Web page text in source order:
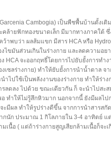
Cambogia) เป็นพืชพื้นบ้านดั้งเ
ล้ายฟักทองขนาดเล็ก มีมากทางภาคใต้ ซึ่
าพบว่า ผลส้มแขก มีสาร HCA หรือ
ไขมันส่วนเกินในร่างกาย และลดความอ
จะออกฤทธิ์โดยการไปยับยั้งการทำง
เซลร่างกาย) ทำให้ยับยั้งการนำน้ำตาล
ไปใช้เป็นพลังงานของร่างกาย ทำให้ร่า
ดลง ไปด้วย ขณะเดียวกัน ก็ จะนำไปสะ
ทำให้ไม่รู้สึกหิวมาก นอกจากนี้ ยังมีผลไ
ะมีผล ทำให้รูปร่างดีขึ้น จากการนำสารส
นัก ประมาณ 1 กิโลภายใน 3-4 อาทิตย์ แ
เนื้อ ( แต่ถ้าร่างกายสูญเสียกล้ามเนื้อก็จะ